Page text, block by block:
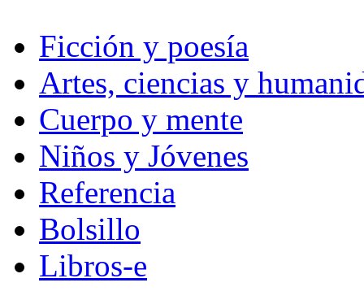
Ficción y poesía
Artes, ciencias y
Cuerpo y mente
Niños y Jóvenes
Referencia
Bolsillo
Libros-e